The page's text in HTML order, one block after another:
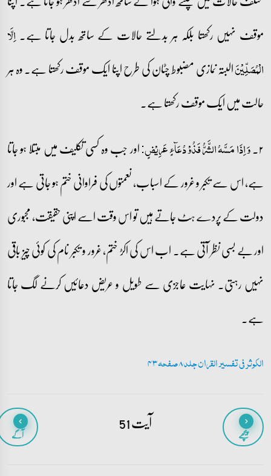
موقف نہیں رکھتا بلکہ ہر بدلتے حالات کے ساتھ بدل جاتا ہے۔اِلَّا
الۡمُصَلِّیۡنَالبتہ نمازی مضبوط چٹان کی طرح اپنا ایک موقف رکھتا ہے۔ وہ ہر
حالت میں ایک موقف رکھتا ہے۔
۲۔ وَ اِذَا مَسَّہُ الشَّرُّ فَذُوۡ دُعَآءٍ عَرِیۡضٍ:اور جب وہ کسی تکلیف میں مبتلا ہو جاتا
ہے، اس سے تکبر و غرور کے اسباب، نعمتوں کی فراوانی ختم ہو جاتی ہے اور
دولت کے پردے ہٹ جاتے ہیں تو اس وقت اسے اپنی حقیقت، مجبوری
اور بے بسی نظر آتی ہے۔ اب اس کی اکڑ ختم، غرور و تکبر نام کی کوئی چیز باقی
نہیں رہتی۔ نہایت عاجزی سے طویل و عریض دعائیں کرنے لگ جاتا
ہے۔
الکوثر فی تفسیر القران جلد 8 صفحہ 43
پیچھے آیت 51 آگے